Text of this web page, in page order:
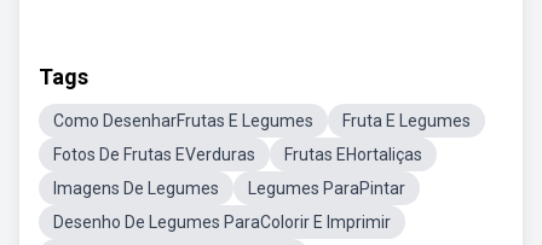
Tags
Como DesenharFrutas E Legumes
Fruta E Legumes
Fotos De Frutas EVerduras
Frutas EHortaliças
Imagens De Legumes
Legumes ParaPintar
Desenho De Legumes ParaColorir E Imprimir